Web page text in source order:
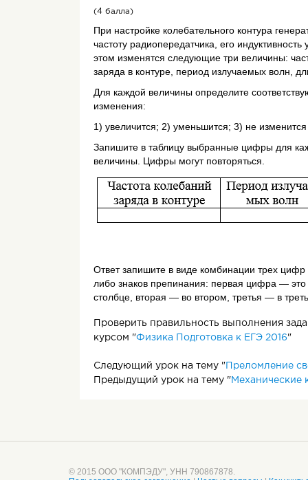
(4 балла)
При настройке колебательного контура
частоту радиопередатчика, его
этом изменятся следующие три величины:
заряда в контуре, период излучаемых волн,
Для каждой величины определите
изменения:
1) увеличится; 2) уменьшится; 3) не изменится
Запишите в таблицу выбранные цифры для
величины. Цифры могут повторяться.
Ответ запишите в виде комбинации трех цифр
либо знаков препинания: первая цифра — это
столбце, вторая — во втором, третья — в
Проверить правильность выполнения
курсом "Физика Подготовка к ЕГЭ 2016"
Следующий урок на тему " Преломление
Предыдущий урок на тему " Механические
© 2015 ООО "КОМПЭДУ", УНН 790867878.